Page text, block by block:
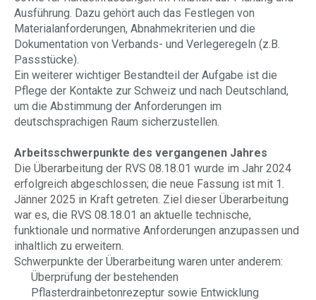
Ausführung. Dazu gehört auch das Festlegen von
Materialanforderungen, Abnahmekriterien und die
Dokumentation von Verbands- und Verlegeregeln (z.B.
Passstücke).
Ein weiterer wichtiger Bestandteil der Aufgabe ist die
Pflege der Kontakte zur Schweiz und nach Deutschland,
um die Abstimmung der Anforderungen im
deutschsprachigen Raum sicherzustellen.
Arbeitsschwerpunkte des vergangenen Jahres
Die Überarbeitung der RVS 08.18.01 wurde im Jahr 2024
erfolgreich abgeschlossen; die neue Fassung ist mit 1.
Jänner 2025 in Kraft getreten. Ziel dieser Überarbeitung
war es, die RVS 08.18.01 an aktuelle technische,
funktionale und normative Anforderungen anzupassen und
inhaltlich zu erweitern.
Schwerpunkte der Überarbeitung waren unter anderem:
Überprüfung der bestehenden
Pflasterdrainbetonrezeptur sowie Entwicklung